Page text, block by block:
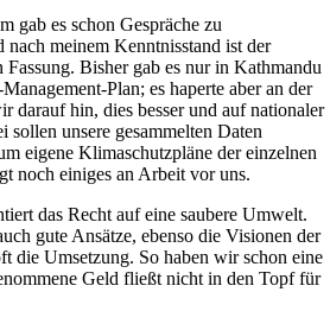
gab es schon Gespräche zu
meinem Kenntnisstand ist der
Bisher gab es nur in Kathmandu
Plan; es haperte aber an der
darauf hin, dies besser und auf nationaler
sollen unsere gesammelten Daten
eigene Klimaschutzpläne der einzelnen
noch einiges an Arbeit vor uns.
das Recht auf eine saubere Umwelt.
gute Ansätze, ebenso die Visionen der
die Umsetzung. So haben wir schon eine
Geld fließt nicht in den Topf für